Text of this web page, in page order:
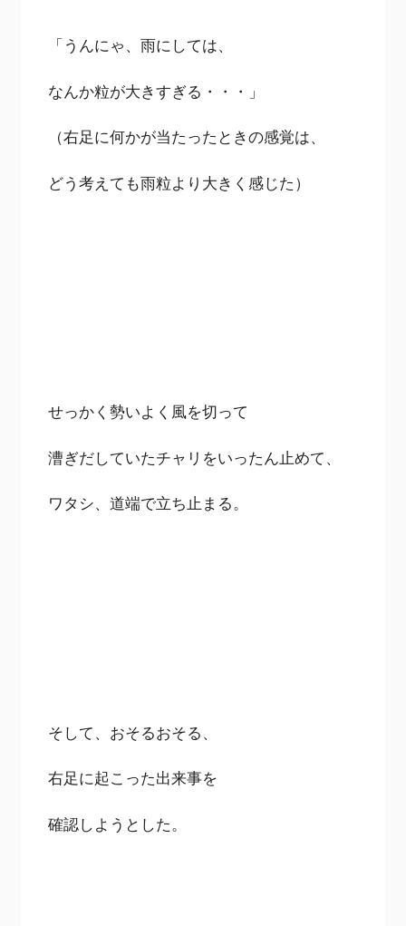
「うんにゃ、雨にしては、
なんか粒が大きすぎる・・・」
（右足に何かが当たったときの感覚は、
どう考えても雨粒より大きく感じた）
せっかく勢いよく風を切って
漕ぎだしていたチャリをいったん止めて、
ワタシ、道端で立ち止まる。
そして、おそるおそる、
右足に起こった出来事を
確認しようとした。